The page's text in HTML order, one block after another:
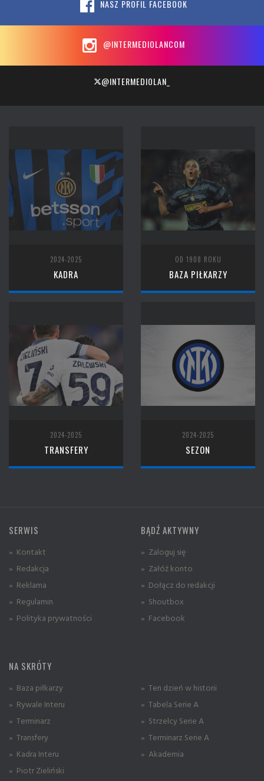
NASZ PROFIL FACEBOOK
@INTERMEDIOLANCOM
@INTERMEDIOLAN_
2024-2025
KADRA
OD 1908 ROKU
BAZA PIŁKARZY
2024-2025
TRANSFERY
2024-2025
SEZON
SERWIS
» Kontakt
» Redakcja
» Reklama
» Regulamin
» Polityka prywatności
BĄDŹ AKTYWNY
» Zaloguj się
» Załóż konto
» Dołącz do redakcji
» Shoutbox
» Facebook
NA SKRÓTY
» Baza piłkarzy
» Rywale Interu
» Terminarz
» Transfery
» Kadra Interu
» Piotr Zieliński
» Ten dzień w historii
» Tabela Serie A
» Strzelcy Serie A
» Terminarz Serie A
» Akademia